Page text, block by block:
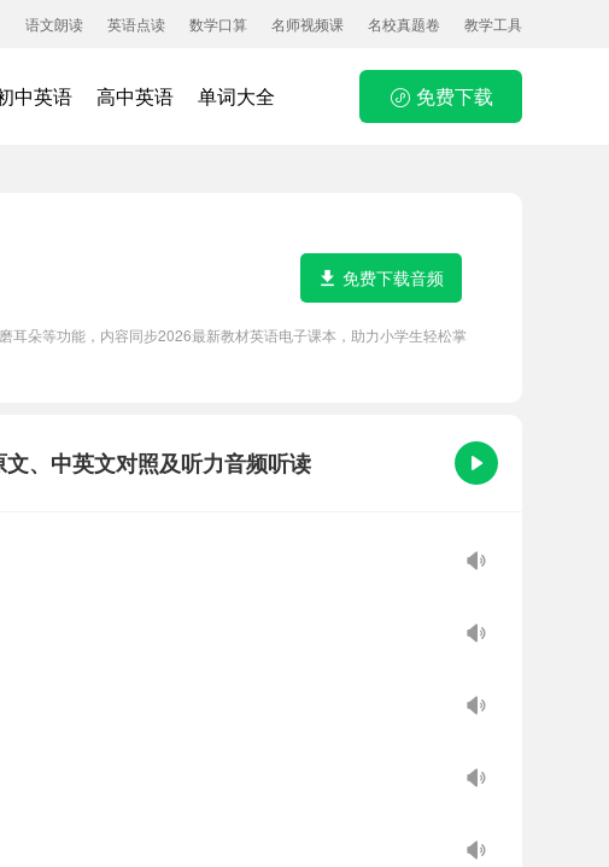
语文朗读 英语点读 数学口算 名师视频课 名校真题卷 教学工具
中英语 高中英语 单词大全 免费下载
朵等功能，内容同步2026最新教材英语电子课本，助力小学生轻松掌
免费下载音频
、中英文对照及听力音频听读